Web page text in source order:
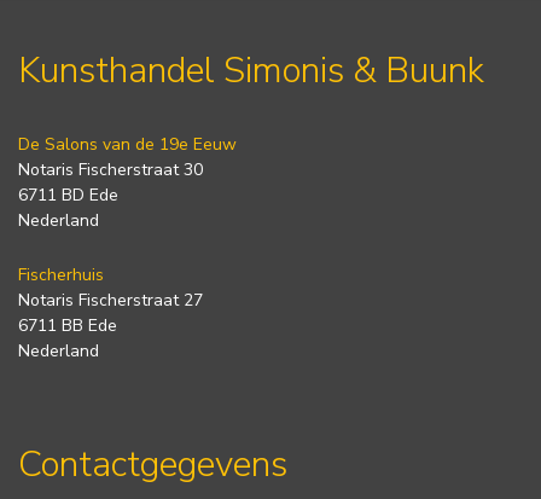
Kunsthandel Simonis & Buunk
De Salons van de 19e Eeuw
Notaris Fischerstraat 30
6711 BD Ede
Nederland
Fischerhuis
Notaris Fischerstraat 27
6711 BB Ede
Nederland
Contactgegevens